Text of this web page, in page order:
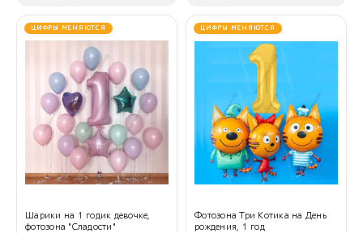
ЦИФРЫ МЕНЯЮТСЯ
Шарики на 1 годик девочке,
фотозона "Сладости"
ЦИФРЫ МЕНЯЮТСЯ
Фотозона Три Котика на День
рождения, 1 год